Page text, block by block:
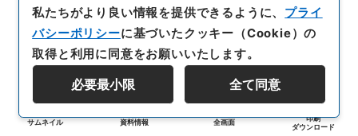
サムネイル 資料情報 全画面
印刷
ダウンロード
私たちがより良い情報を提供できるように、 プライ
バシーポリシーに基づいたクッキー（Cookie）の
取得と利用に同意をお願いいたします。
必要最小限 全て同意